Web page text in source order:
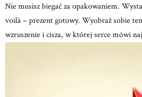
Nie musisz biegać za opakowaniem.
voilà – prezent gotowy. Wyobraź sobie
wzruszeniei cisza, w której serce mówi